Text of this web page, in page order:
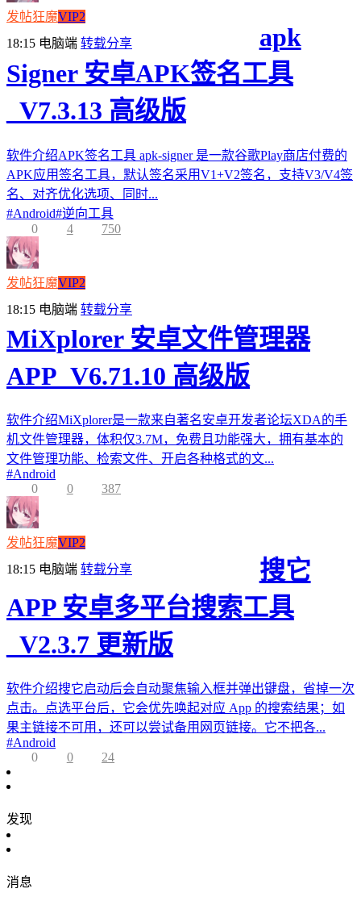
发帖狂魔VIP2
18:15 电脑端 转载分享
apk
Signer 安卓APK签名工具
_V7.3.13 高级版
软件介绍APK签名工具 apk-signer 是一款谷歌Play商店付费的
APK应用签名工具，默认签名采用V1+V2签名，支持V3/V4签
名、对齐优化选项、同时...
#Android#逆向工具
0
4 750
发帖狂魔VIP2
18:15 电脑端 转载分享
MiXplorer 安卓文件管理器
APP_V6.71.10 高级版
软件介绍MiXplorer是一款来自著名安卓开发者论坛XDA的手
机文件管理器，体积仅3.7M，免费且功能强大，拥有基本的
文件管理功能、检索文件、开启各种格式的文...
#Android
0
0 387
发帖狂魔VIP2
18:15 电脑端 转载分享
搜它
APP 安卓多平台搜索工具
_V2.3.7 更新版
软件介绍搜它启动后会自动聚焦输入框并弹出键盘，省掉一次
点击。点选平台后，它会优先唤起对应 App 的搜索结果；如
果主链接不可用，还可以尝试备用网页链接。它不把各...
#Android
0
0 24
发现
消息